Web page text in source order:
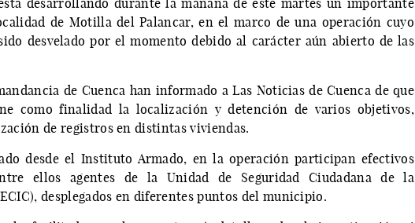
desarrollando durante la mañana de este martes un importante
de Motilla del Palancar, en el marco de una operación cuyo
desvelado por el momento debido al carácter aún abierto de las
de Cuenca han informado a Las Noticias de Cuenca de que
como finalidad la localización y detención de varios objetivos,
de registros en distintas viviendas.
desde el Instituto Armado, en la operación participan efectivos
ellos agentes de la Unidad de Seguridad Ciudadana de la
desplegados en diferentes puntos del municipio.